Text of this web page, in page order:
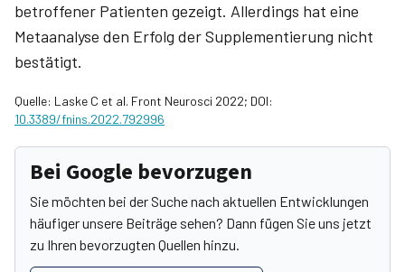
betroffener Patienten gezeigt. Allerdings hat eine
Metaanalyse den Erfolg der Supplementierung nicht
bestätigt.
Quelle: Laske C et al. Front Neurosci 2022; DOI:
10.3389/fnins.2022.792996
Bei Google bevorzugen
Sie möchten bei der Suche nach aktuellen Entwicklungen
häufiger unsere Beiträge sehen? Dann fügen Sie uns jetzt
zu Ihren bevorzugten Quellen hinzu.